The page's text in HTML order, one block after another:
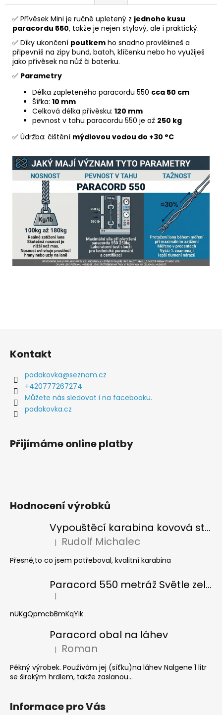
✅ Přívěsek Mini je ručně upletený z jednoho kusu
paracordu 550, takže je nejen stylový, ale i praktický.
✅ Díky ukončení poutkem ho snadno provlékneš a
připevníš na zipy bund, batoh, klíčenku nebo ho využiješ
jako přívěsek na nůž či baterku.
✅ Parametry
Délka zapleteného paracordu 550 cca 50 cm
Šířka: 10 mm
Celková délka přívěsku: 120 mm
pevnost v tahu paracordu 550 je až 250 kg
✅ Údržba: čištění mýdlovou vodou do +30 °C
Z
Kontakt
padakovka@seznam.cz
+420777267274
Můžete nás sledovat i na facebooku.
padakovka.cz
Přijímáme online platby
Hodnocení výrobků
Vypouštěcí karabina kovová stříbrná
Hodnocení produktu je 5 z 5 hvězdiček.
| Rudolf Michalec
Přesně,to co jsem potřeboval, kvalitní karabina
Paracord 550 metráž Světle zelená
Hodnocení produktu je 5 z 5 hvězdiček.
|
nUKgQpmcbBmKqYik
Paracord obal na láhev
Hodnocení produktu je 5 z 5 hvězdiček.
| Roman
Pěkný výrobek. Používám jej (síťku)na láhev Nalgene 1 litr
se širokým hrdlem, takže zaslanou...
Informace pro Vás